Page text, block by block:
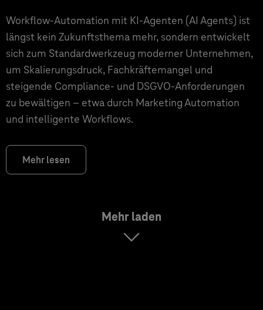
Workflow-Automation mit KI-Agenten (AI Agents) ist
längst kein Zukunftsthema mehr, sondern entwickelt
sich zum Standardwerkzeug moderner Unternehmen,
um Skalierungsdruck, Fachkräftemangel und
steigende Compliance- und DSGVO-Anforderungen
zu bewältigen – etwa durch Marketing Automation
und intelligente Workflows.
Mehr lesen
Mehr laden